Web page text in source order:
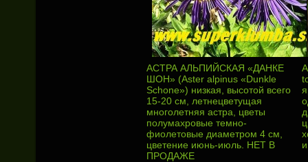
АСТРА АЛЬПИЙСКАЯ «ДАНКЕ
ШОН» (Aster alpinus «Dunkle
Schone») низкая, высотой всего
15-20 см, летнецветущая
многолетняя астра, цветы
полумахровые темно-
фиолетовые диаметром 4 см,
цветение июнь-июль. НЕТ В
ПРОДАЖЕ